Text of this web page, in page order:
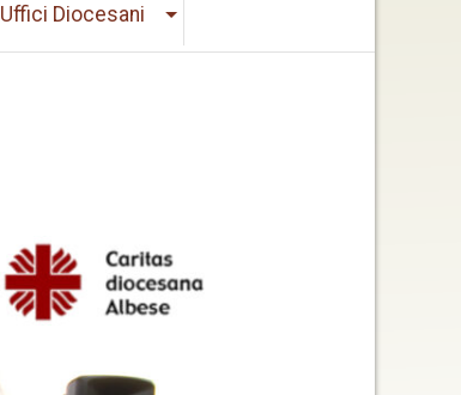
Uffici Diocesani